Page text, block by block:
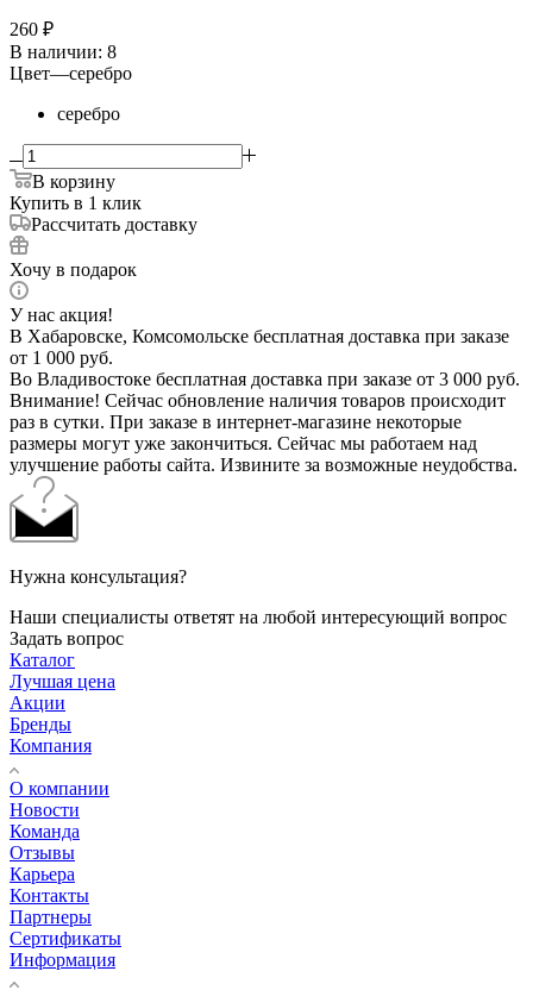
260 ₽
В наличии: 8
Цвет—серебро
серебро
В корзину
Купить в 1 клик
Рассчитать доставку
Хочу в подарок
У нас акция!
В Хабаровске, Комсомольске бесплатная доставка при заказе
от 1 000 руб.
Во Владивостоке бесплатная доставка при заказе от 3 000 руб.
Внимание! Сейчас обновление наличия товаров происходит
раз в сутки. При заказе в интернет-магазине некоторые
размеры могут уже закончиться. Сейчас мы работаем над
улучшение работы сайта. Извините за возможные неудобства.
Нужна консультация?
Наши специалисты ответят на любой интересующий вопрос
Задать вопрос
Каталог
Лучшая цена
Акции
Бренды
Компания
О компании
Новости
Команда
Отзывы
Карьера
Контакты
Партнеры
Сертификаты
Информация